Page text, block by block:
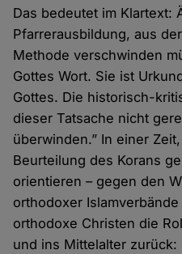
Das bedeutet im Klartext:
Pfarrerausbildung, aus
Methode verschwinden
Gottes Wort. Sie ist
Gottes. Die historisch-
dieser Tatsache nicht
überwinden.” In einer
Beurteilung des Korans
orientieren – gegen den
orthodoxer
orthodoxe Christen die
und ins Mittelalter